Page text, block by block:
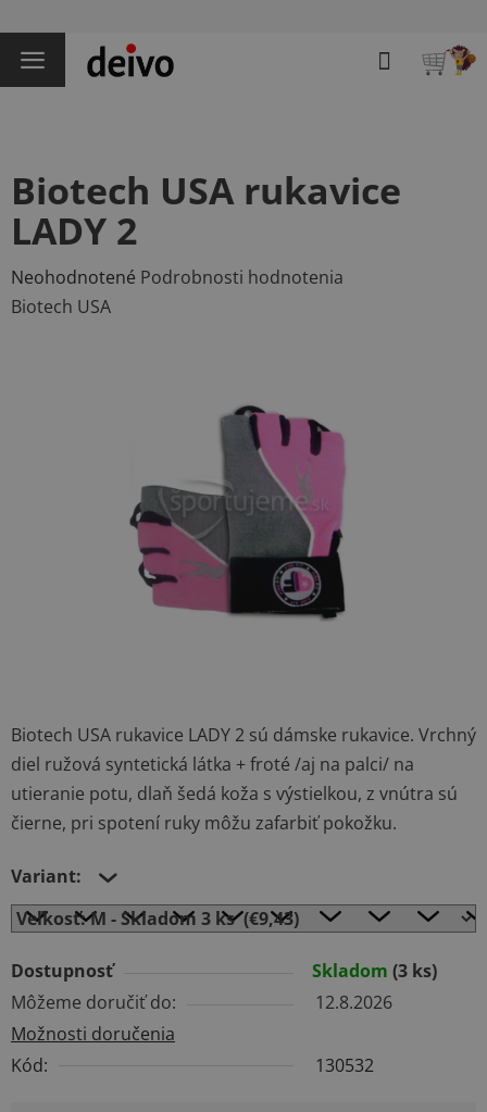
na
obsah
Hľadať
Biotech USA rukavice LADY 2 sú dámske rukavice. Vrchný
diel ružová syntetická látka + froté /aj na palci/ na
utieranie potu, dlaň šedá koža s výstielkou, z vnútra sú
čierne, pri spotení ruky môžu zafarbiť pokožku.
Variant:
Dostupnosť Skladom (3 ks)
Môžeme doručiť do:
12.8.2026
Možnosti doručenia
Kód:
130532
Biotech USA rukavice
LADY 2
Priemerné
hodnotenie
Neohodnotené Podrobnosti hodnotenia
Biotech USA